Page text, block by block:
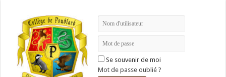
Se souvenir de moi
Mot de passe oublié ?